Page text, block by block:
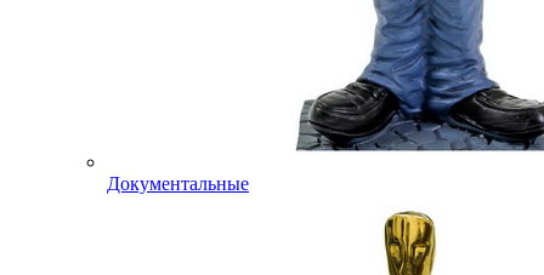
Документальные